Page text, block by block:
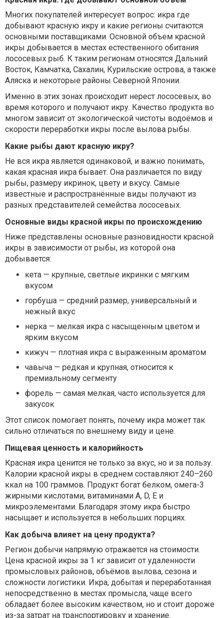
Многих покупателей интересует вопрос: икра где
добывают красную икру и какие регионы считаются
основными поставщиками. Основной объем красной
икры добывается в местах естественного обитания
лососевых рыб. К таким регионам относятся Дальний
Восток, Камчатка, Сахалин, Курильские острова, а также
Аляска и некоторые районы Северной Японии.
Именно в этих зонах происходит нерест лососевых, во
время которого и получают икру. Качество продукта во
многом зависит от экологической чистоты водоёмов и
скорости переработки икры после вылова рыбы.
Какие рыбы дают красную икру?
Не вся икра является одинаковой, и важно понимать,
какая красная икра бывает. Она различается по виду
рыбы, размеру икринок, цвету и вкусу. Самые
известные и распространённые виды получают из
разных представителей семейства лососевых.
Основные виды красной икры по происхождению
Ниже представлены основные разновидности красной
икры в зависимости от рыбы, из которой она
добывается:
кета — крупные, светлые икринки с мягким
вкусом
горбуша — средний размер, универсальный и
нежный вкус
нерка — мелкая икра с насыщенным цветом и
ярким вкусом
кижуч — плотная икра с выраженным ароматом
чавыча — редкая и крупная, относится к
премиальному сегменту
форель — самая мелкая, часто используется для
закусок
Этот список помогает понять, почему икра может так
сильно отличаться по внешнему виду и цене.
Пищевая ценность и калорийность
Красная икра ценится не только за вкус, но и за пользу.
Калории красной икры в среднем составляют 240–260
ккал на 100 граммов. Продукт богат белком, омега-3
жирными кислотами, витаминами A, D, E и
микроэлементами. Благодаря этому икра быстро
насыщает и используется в небольших порциях.
Как добыча влияет на цену продукта?
Регион добычи напрямую отражается на стоимости.
Цена красной икры за 1 кг зависит от удаленности
промысловых районов, объёмов вылова, сезона и
сложности логистики. Икра, добытая и переработанная
непосредственно в местах промысла, чаще всего
обладает более высоким качеством, но и стоит дороже
из-за затрат на транспортировку и хранение.